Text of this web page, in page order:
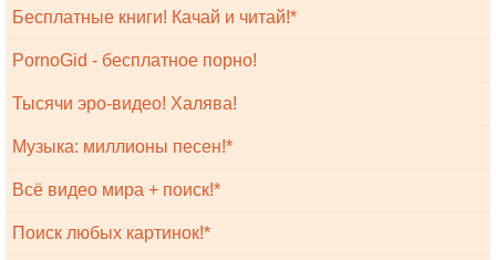
Бесплатные книги! Качай и читай!*
PornoGid - бесплатное порно!
Тысячи эро-видео! Халява!
Музыка: миллионы песен!*
Всё видео мира + поиск!*
Поиск любых картинок!*